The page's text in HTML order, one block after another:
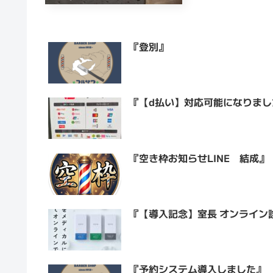
『登別』
『【d払い】対応可能になりまし
『空き枠お知らせLINE 結成』
『【導入記念】室長 オンライン
『予約システム導入しました』